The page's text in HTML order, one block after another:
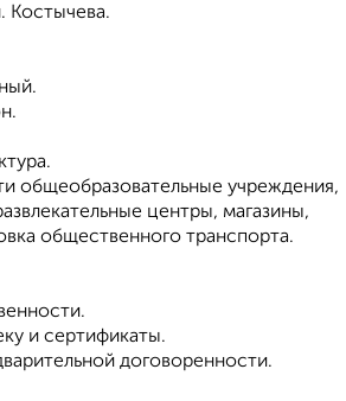
Костычева.
общеобразовательные учреждения,
центры, магазины,
общественного транспорта.
и сертификаты.
договоренности.